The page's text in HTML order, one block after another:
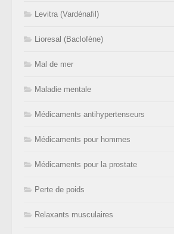
Levitra (Vardénafil)
Lioresal (Baclofène)
Mal de mer
Maladie mentale
Médicaments antihypertenseurs
Médicaments pour hommes
Médicaments pour la prostate
Perte de poids
Relaxants musculaires